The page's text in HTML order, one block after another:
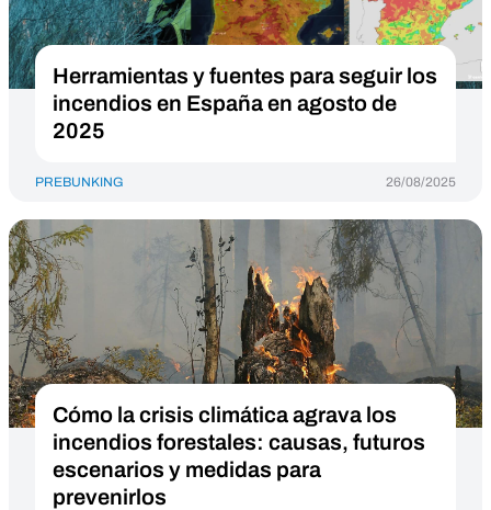
Herramientas y fuentes para seguir los
incendios en España en agosto de
2025
PREBUNKING 26/08/2025
Cómo la crisis climática agrava los
incendios forestales: causas, futuros
escenarios y medidas para
prevenirlos